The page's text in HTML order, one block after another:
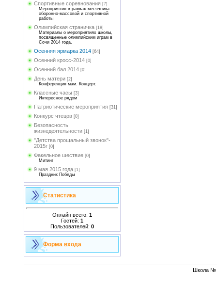
Спортивные соревнования [7]
Мероприятия в рамках месячника
оборонно-массовой и спортивной
работы
Олимпийская страничка [18]
Материалы о мероприятиях школы,
посвященные олимпийским играм в
Сочи 2014 года.
Осенняя ярмарка 2014 [64]
Осенний кросс-2014 [0]
Осенний бал 2014 [0]
День матери [2]
Конференция мам. Концерт.
Классные часы [3]
Интересное рядом
Патриотические мероприятия [31]
Конкурс чтецов [0]
Безопасность
жизнедеятельности [1]
"Детства прощальный звонок"-
2015г [0]
Факельное шествие [0]
Митинг
9 мая 2015 года [1]
Праздник Победы
Статистика
Онлайн всего: 1
Гостей: 1
Пользователей: 0
Форма входа
Школа №